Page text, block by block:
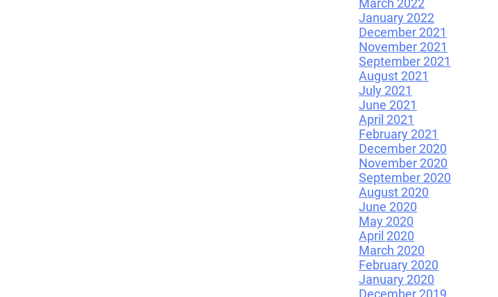
March 2022
January 2022
December 2021
November 2021
September 2021
August 2021
July 2021
June 2021
April 2021
February 2021
December 2020
November 2020
September 2020
August 2020
June 2020
May 2020
April 2020
March 2020
February 2020
January 2020
December 2019